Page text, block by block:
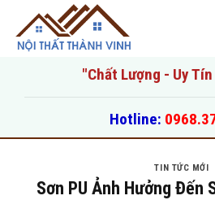
"Chất Lượng - Uy Tín
Hotline:
TIN TỨC MỚI
Sơn PU Ảnh Hưởng Đến